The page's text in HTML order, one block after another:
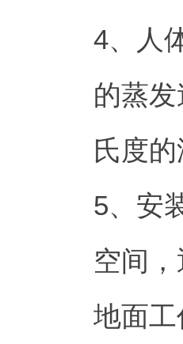
4、人
的蒸
氏度
5、安
空间
地面